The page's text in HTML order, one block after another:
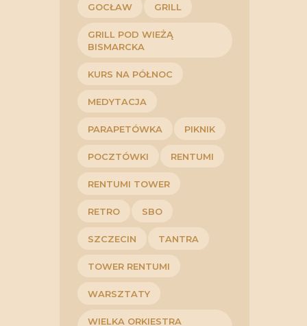
GOCŁAW GRILL
GRILL POD WIEŻĄ
BISMARCKA
KURS NA PÓŁNOC
MEDYTACJA
PARAPETÓWKA PIKNIK
POCZTÓWKI RENTUMI
RENTUMI TOWER
RETRO SBO
SZCZECIN TANTRA
TOWER RENTUMI
WARSZTATY
WIELKA ORKIESTRA